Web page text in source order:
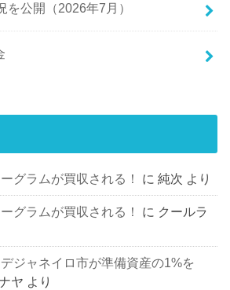
を公開（2026年7月）
グラムが買収される！ に純次 より
グラムが買収される！ に クールラ
ジャネイロ市が準備資産の1%を
ヤ より